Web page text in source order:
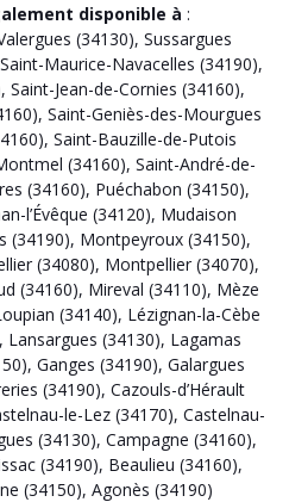
disponible à :
(34130), Sussargues
Saint-Maurice-Navacelles (34190),
, Saint-Jean-de-Cornies (34160),
, Saint-Geniès-des-Mourgues
, Saint-Bauzille-de-Putois
(34160), Saint-André-de-
(34160), Puéchabon (34150),
l’Évêque (34120), Mudaison
(34190), Montpeyroux (34150),
(34080), Montpellier (34070),
(34160), Mireval (34110), Mèze
(34140), Lézignan-la-Cèbe
, Lansargues (34130), Lagamas
, Ganges (34190), Galargues
(34190), Cazouls-d’Hérault
le-Lez (34170), Castelnau-
(34130), Campagne (34160),
(34190), Beaulieu (34160),
(34150), Agonès (34190)